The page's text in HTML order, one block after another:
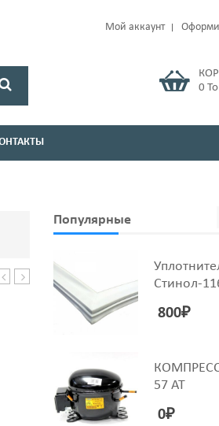
Мой аккаунт
0
25*47*10/12
Популярные
Стинол-
800₽
57 AT
0₽